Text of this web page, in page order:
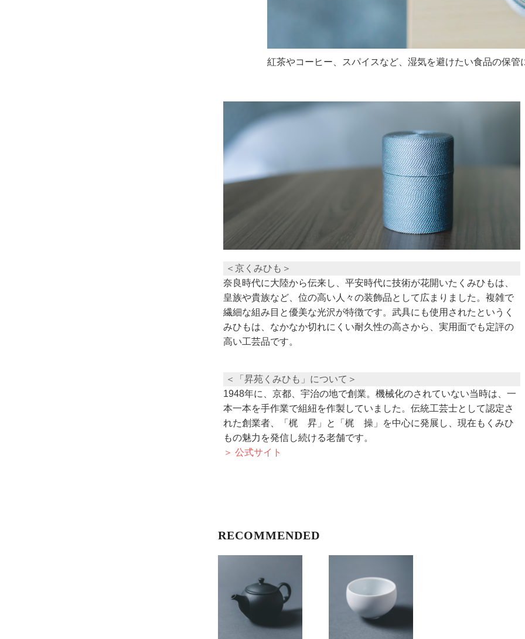
紅茶やコーヒー、スパイスなど、湿気を避けたい食品の保管
＜京くみひも＞
奈良時代に大陸から伝来し、平安時代に技術が花開いたくみひもは、
皇族や貴族など、位の高い人々の装飾品として広まりました。複雑で
繊細な組み目と優美な光沢が特徴です。武具にも使用されたというく
みひもは、なかなか切れにくい耐久性の高さから、実用面でも定評の
高い工芸品です。
＜「昇苑くみひも」について＞
1948年に、京都、宇治の地で創業。機械化のされていない当時は、一
本一本を手作業で組紐を作製していました。伝統工芸士として認定さ
れた創業者、「梶 昇」と「梶 操」を中心に発展し、現在もくみひ
もの魅力を発信し続ける老舗です。
＞ 公式サイト
RECOMMENDED